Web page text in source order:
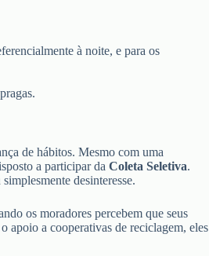
à noite, e para os
de hábitos. Mesmo com uma
a participar daColeta Seletiva.
desinteresse.
os moradores percebem que seus
apoio a cooperativas de reciclagem, eles